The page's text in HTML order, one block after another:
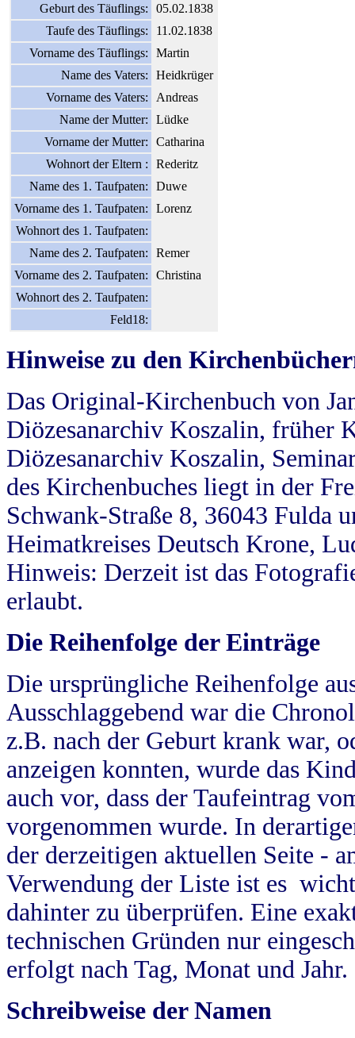
Geburt des Täuflings:
05.02.1838
Taufe des Täuflings:
11.02.1838
Vorname des Täuflings:
Martin
Name des Vaters:
Heidkrüger
Vorname des Vaters:
Andreas
Name der Mutter:
Lüdke
Vorname der Mutter:
Catharina
Wohnort der Eltern :
Rederitz
Name des 1. Taufpaten:
Duwe
Vorname des 1. Taufpaten:
Lorenz
Wohnort des 1. Taufpaten:
Name des 2. Taufpaten:
Remer
Vorname des 2. Taufpaten:
Christina
Wohnort des 2. Taufpaten:
Feld18:
Hinweise zu den
Das Original-Kirchenbuch von
Diözesanarchiv Koszalin, früher
Diözesanarchiv Koszalin,
des Kirchenbuches liegt in der
Schwank-Straße 8, 36043 Fulda
Heimatkreises Deutsch Krone,
Hinweis: Derzeit ist das
erlaubt.
Die Reihenfolge der Einträge
Die ursprüngliche Reihenfolge
Ausschlaggebend war die
z.B. nach der Geburt krank war,
anzeigen konnten, wurde das
auch vor, dass der Taufeintrag
vorgenommen wurde. In
der derzeitigen aktuellen Seite -
Verwendung der Liste ist es
dahinter zu überprüfen. Eine
technischen Gründen nur
erfolgt nach Tag, Monat und Jahr.
Schreibweise der Namen